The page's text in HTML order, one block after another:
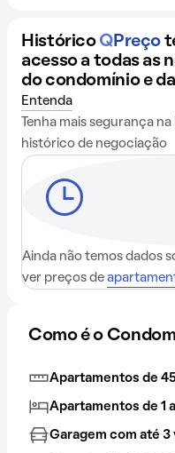
Histórico QPreço
acesso a todas as
do condomínio e
Entenda
Tenha mais segurança
histórico de negociação
Ainda não temos dados
ver preços de
Como é o
Apartamentos de 45
Apartamentos de 1
Garagem com até 3